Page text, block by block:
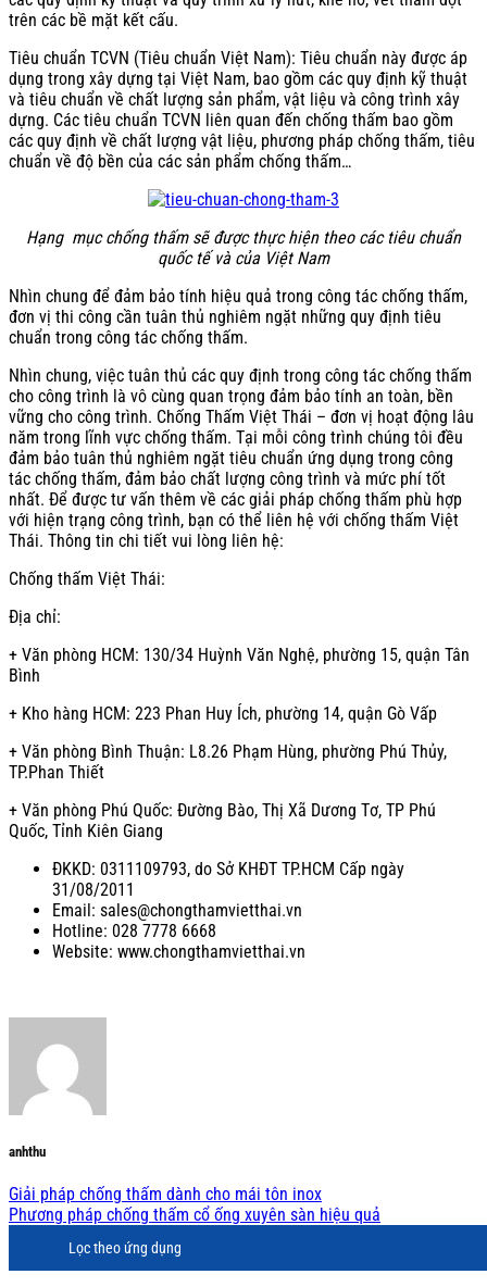
trên các bề mặt kết cấu.
Tiêu chuẩn TCVN (Tiêu chuẩn Việt Nam): Tiêu chuẩn này được áp
dụng trong xây dựng tại Việt Nam, bao gồm các quy định kỹ thuật
và tiêu chuẩn về chất lượng sản phẩm, vật liệu và công trình xây
dựng. Các tiêu chuẩn TCVN liên quan đến chống thấm bao gồm
các quy định về chất lượng vật liệu, phương pháp chống thấm, tiêu
chuẩn về độ bền của các sản phẩm chống thấm…
Hạng mục chống thấm sẽ được thực hiện theo các tiêu chuẩn
quốc tế và của Việt Nam
Nhìn chung để đảm bảo tính hiệu quả trong công tác chống thấm,
đơn vị thi công cần tuân thủ nghiêm ngặt những quy định tiêu
chuẩn trong công tác chống thấm.
Nhìn chung, việc tuân thủ các quy định trong công tác chống thấm
cho công trình là vô cùng quan trọng đảm bảo tính an toàn, bền
vững cho công trình. Chống Thấm Việt Thái – đơn vị hoạt động lâu
năm trong lĩnh vực chống thấm. Tại mỗi công trình chúng tôi đều
đảm bảo tuân thủ nghiêm ngặt tiêu chuẩn ứng dụng trong công
tác chống thấm, đảm bảo chất lượng công trình và mức phí tốt
nhất. Để được tư vấn thêm về các giải pháp chống thấm phù hợp
với hiện trạng công trình, bạn có thể liên hệ với chống thấm Việt
Thái. Thông tin chi tiết vui lòng liên hệ:
Chống thấm Việt Thái:
Địa chỉ:
+ Văn phòng HCM: 130/34 Huỳnh Văn Nghệ, phường 15, quận Tân
Bình
+ Kho hàng HCM: 223 Phan Huy Ích, phường 14, quận Gò Vấp
+ Văn phòng Bình Thuận: L8.26 Phạm Hùng, phường Phú Thủy,
TP.Phan Thiết
+ Văn phòng Phú Quốc: Đường Bào, Thị Xã Dương Tơ, TP Phú
Quốc, Tỉnh Kiên Giang
ĐKKD: 0311109793, do Sở KHĐT TP.HCM Cấp ngày
31/08/2011
Email: sales@chongthamvietthai.vn
Hotline: 028 7778 6668
Website: www.chongthamvietthai.vn
anhthu
Giải pháp chống thấm dành cho mái tôn inox
Phương pháp chống thấm cổ ống xuyên sàn hiệu quả
Lọc theo ứng dụng